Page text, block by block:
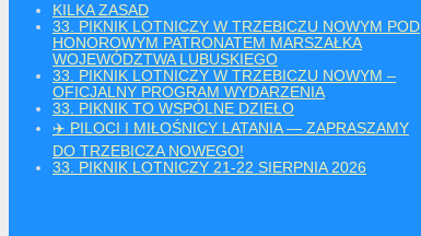
KILKA ZASAD
33. PIKNIK LOTNICZY W TRZEBICZU NOWYM POD
HONOROWYM PATRONATEM MARSZAŁKA
WOJEWÓDZTWA LUBUSKIEGO
33. PIKNIK LOTNICZY W TRZEBICZU NOWYM –
OFICJALNY PROGRAM WYDARZENIA
33. PIKNIK TO WSPÓLNE DZIEŁO
✈️ PILOCI I MIŁOŚNICY LATANIA — ZAPRASZAMY
DO TRZEBICZA NOWEGO!
33. PIKNIK LOTNICZY 21-22 SIERPNIA 2026